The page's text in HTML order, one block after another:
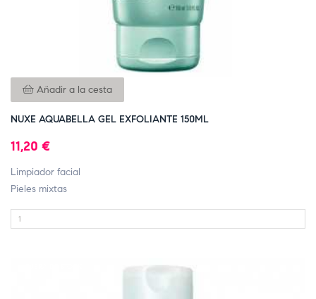
Añadir a la cesta
NUXE AQUABELLA GEL EXFOLIANTE 150ML
11,20 €
Limpiador facial
Pieles mixtas